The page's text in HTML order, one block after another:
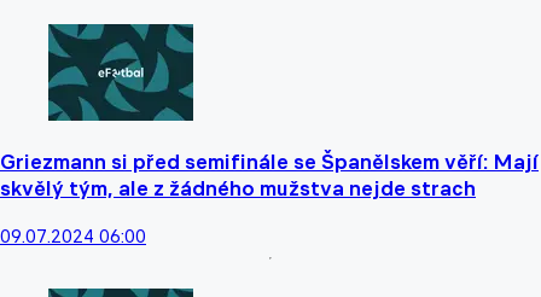
Griezmann si před semifinále se Španělskem věří: Mají
skvělý tým, ale z žádného mužstva nejde strach
09.07.2024 06:00